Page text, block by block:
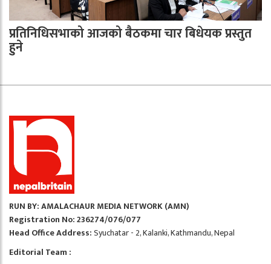
प्रतिनिधिसभाको आजको बैठकमा चार बिधेयक प्रस्तुत
हुने
RUN BY: AMALACHAUR MEDIA NETWORK (AMN)
Registration No: 236274/076/077
Head Office Address:Syuchatar - 2, Kalanki, Kathmandu, Nepal
Editorial Team :